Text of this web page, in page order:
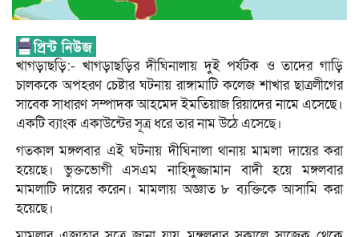
খাগড়াছড়ি:- খাগড়াছড়ির দীঘিনালায় দুই পর্যটক ও তাদের গাড়ি
চালককে অপহরণ চেষ্টার ঘটনায় রাঙ্গামাটি কলেজ শাখার ছাত্রলীগের
সাবেক সাধারণ সম্পাদক আহমেদ ইমতিয়াজ রিয়াদের নামে এসেছে।
একটি ব্যাংক একাউন্টের সূত্র ধরে তার নাম উঠে এসেছে।
গতকাল মঙ্গলবার এই ঘটনায় দীঘিনালা থানায় মামলা দায়ের করা
হয়েছে। ভুক্তভোগী এসএম নাহিদুজ্জামান বাদী হয়ে মঙ্গলবার
মামলাটি দায়ের করেন। মামলায় অজ্ঞাত ৮ ব্যক্তিকে আসামি করা
হয়েছে।